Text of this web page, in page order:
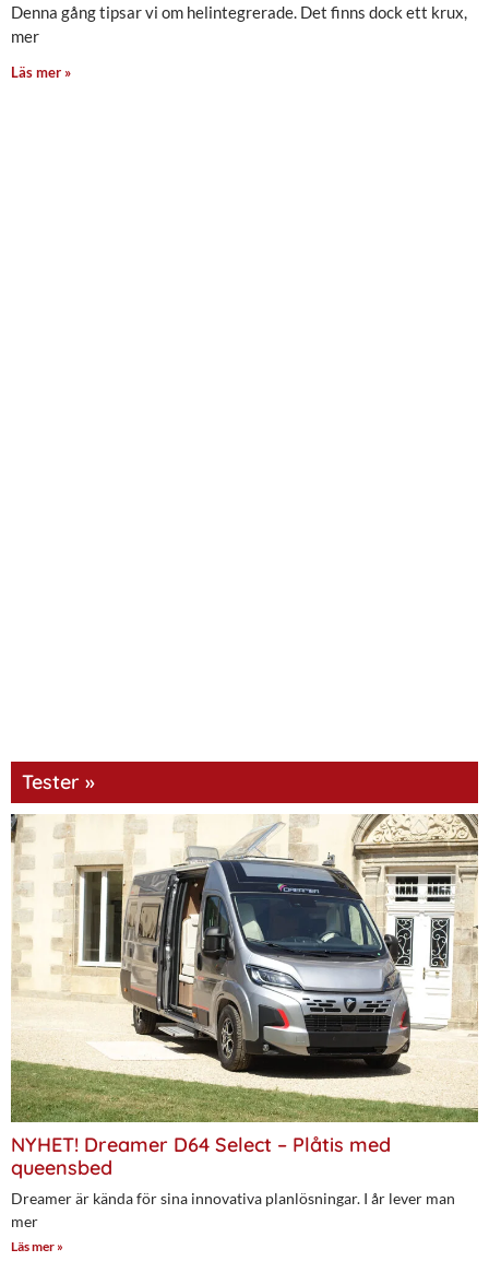
Denna gång tipsar vi om helintegrerade. Det finns dock ett krux,
mer
Läs mer »
Tester »
NYHET! Dreamer D64 Select – Plåtis med
queensbed
Dreamer är kända för sina innovativa planlösningar. I år lever man
mer
Läs mer »